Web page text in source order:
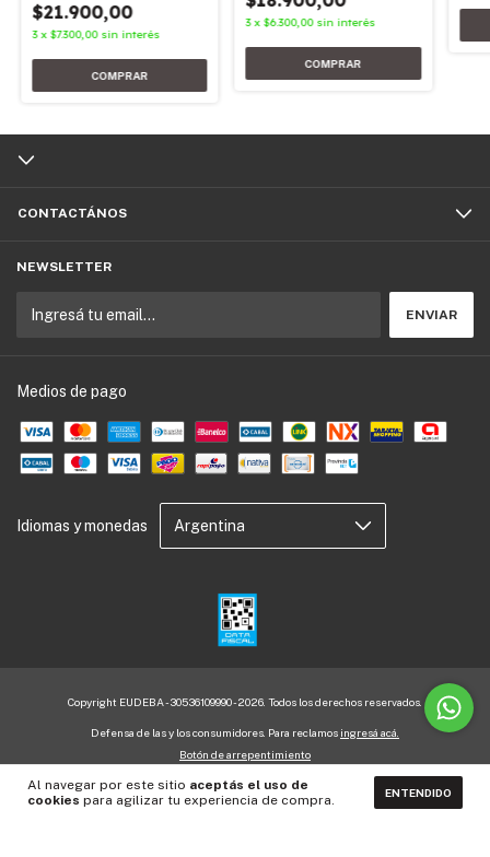
Al navegar por este sitio aceptás el uso de
cookies para agilizar tu experiencia de compra. ENTENDIDO
$21.900,00
3 x $7.300,00 sin interés
3 x$6.300,00 sin interés
CONTACTÁNOS
NEWSLETTER
Medios de pago
Idiomas y monedas
Copyright EUDEBA - 30536109990 - 2026. Todos los derechos reservados.
Defensa de las y los consumidores. Para reclamos ingresá acá.
Botón de arrepentimiento